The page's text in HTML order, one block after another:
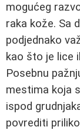
mogućeg
raka kože. Sa
podjednako
kao što je lice
Posebnu
mestima koja
ispod
povrediti